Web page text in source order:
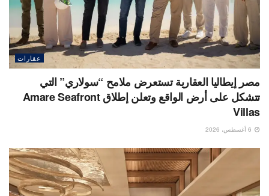
عقارات
مصر إيطاليا العقارية تستعرض ملامح “سولاري” التي
تتشكل على أرض الواقع وتعلن إطلاق Amare Seafront
Villas